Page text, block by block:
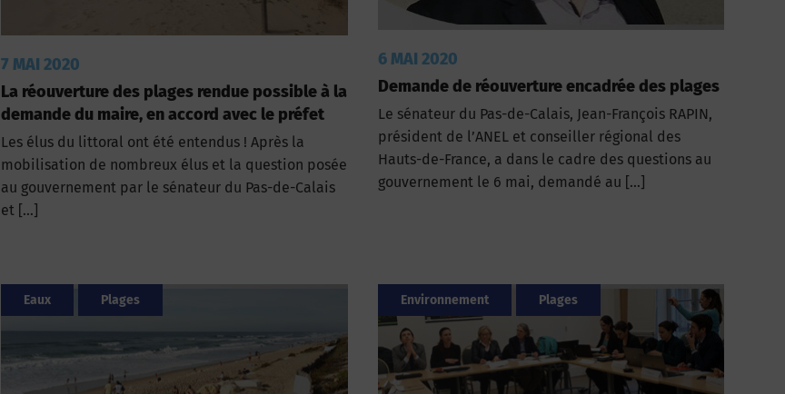
7 MAI 2020
La réouverture des plages rendue possible à la
demande du maire, en accord avec le préfet
Les élus du littoral ont été entendus ! Après la
mobilisation de nombreux élus et la question posée
au gouvernement par le sénateur du Pas-de-Calais
et […]
6 MAI 2020
Demande de réouverture encadrée des plages
Le sénateur du Pas-de-Calais, Jean-François RAPIN,
président de l’ANEL et conseiller régional des
Hauts-de-France, a dans le cadre des questions au
gouvernement le 6 mai, demandé au […]
Eaux Plages Environnement Plages